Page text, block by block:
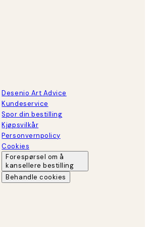
Desenio Art Advice
Kundeservice
Spor din bestilling
Kjøpsvilkår
Personvernpolicy
Cookies
Forespørsel om å
kansellere bestilling
Behandle cookies